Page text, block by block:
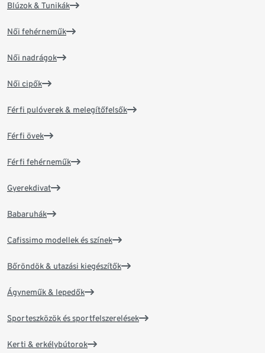
Blúzok & Tunikák
Női fehérneműk
Női nadrágok
Női cipők
Férfi pulóverek & melegítőfelsők
Férfi övek
Férfi fehérneműk
Gyerekdivat
Babaruhák
Cafissimo modellek és színek
Bőröndök & utazási kiegészítők
Ágyneműk & lepedők
Sporteszközök és sportfelszerelések
Kerti & erkélybútorok